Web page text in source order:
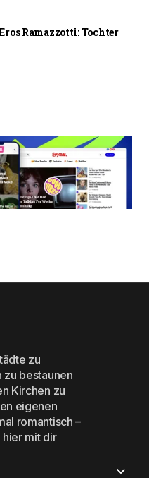
Ramazzotti: Tochter
zu
zu bestaunen
Kirchen zu
eigenen
romantisch –
mit dir